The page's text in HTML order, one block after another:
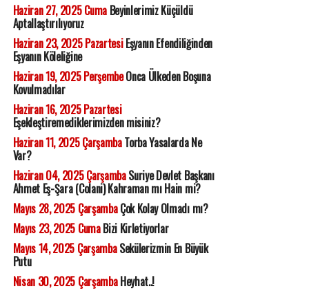
Haziran 27, 2025 CumaBeyinlerimiz Küçüldü
Aptallaştırılıyoruz
Haziran 23, 2025 PazartesiEşyanın Efendiliğinden
Eşyanın Köleliğine
Haziran 19, 2025 PerşembeOnca Ülkeden Boşuna
Kovulmadılar
Haziran 16, 2025 Pazartesi
Eşekleştiremediklerimizden misiniz?
Haziran 11, 2025 ÇarşambaTorba Yasalarda Ne
Var?
Haziran 04, 2025 ÇarşambaSuriye Devlet Başkanı
Ahmet Eş-Şara (Colani) Kahraman mı Hain mi?
Mayıs 28, 2025 ÇarşambaÇok Kolay Olmadı mı?
Mayıs 23, 2025 CumaBizi Kirletiyorlar
Mayıs 14, 2025 ÇarşambaSekülerizmin En Büyük
Putu
Nisan 30, 2025 ÇarşambaHeyhat..!